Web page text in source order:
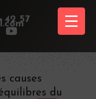
42 57
causes
du